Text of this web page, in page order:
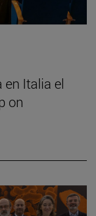
en Italia el
on